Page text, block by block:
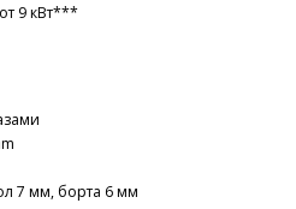
9 кВт***
7 мм, борта 6 мм